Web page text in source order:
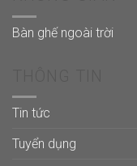
Bàn ghế ngoài trời
Tin tức
Tuyển dụng